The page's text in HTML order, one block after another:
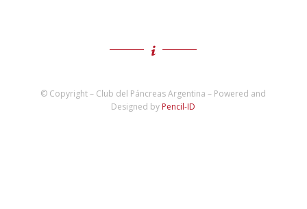
© Copyright – Club del Páncreas Argentina – Powered and
Designed by Pencil-ID